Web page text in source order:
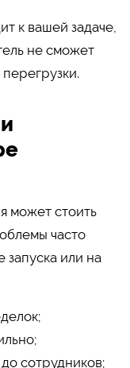
к вашей задаче,
не сможет
может стоить
часто
запуска или на
сотрудников;